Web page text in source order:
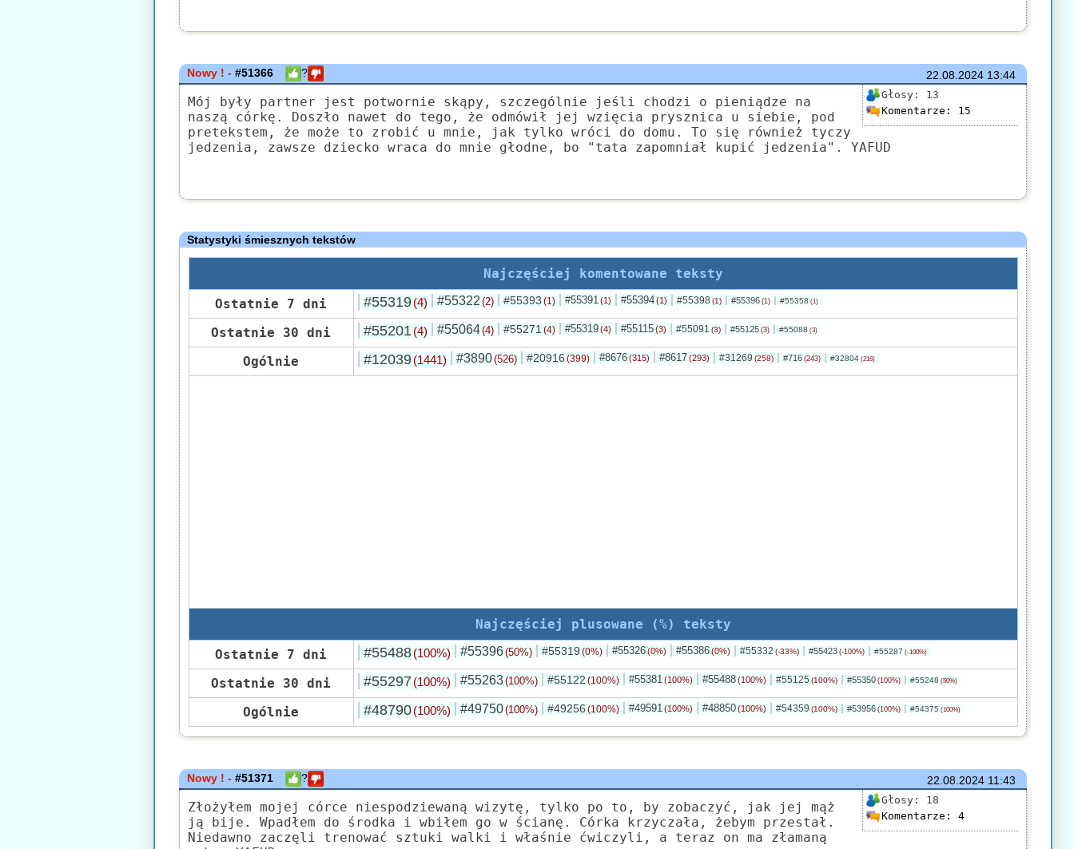
22.08.202413:44
Nowy ! -#51366 ?
Głosy: 13
Komentarze: 15
Mój były partner jest potwornie skąpy, szczególnie jeśli chodzi o pieniądze na
naszą córkę. Doszło nawet do tego, że odmówił jej wzięcia prysznica u siebie, pod
pretekstem, że może to zrobić u mnie, jak tylko wróci do domu. To się również tyczy
jedzenia, zawsze dziecko wraca do mnie głodne, bo "tata zapomniał kupić jedzenia". YAFUD
Statystyki śmiesznych tekstów
Najczęściej komentowane teksty
Ostatnie 7 dni
#55319 (4) #55322 (2) #55393 (1) #55391 (1) #55394 (1) #55398 (1) #55396 (1) #55358 (1)
Ostatnie 30 dni #55201 (4) #55064(4) #55271 (4) #55319 (4) #55115 (3) #55091 (3) #55125 (3) #55088 (3)
Ogólnie #12039 (1441) #3890(526) #20916 (399) #8676 (315) #8617 (293) #31269 (258) #716 (243) #32804 (216)
Najczęściej plusowane (%) teksty
Ostatnie 7 dni
#55488 (100%) #55396(50%) #55319 (0%) #55326 (0%) #55386 (0%) #55332 (-33%) #55423 (-100%) #55287 (-100%)
Ostatnie 30 dni #55297 (100%) #55263(100%) #55122 (100%) #55381 (100%) #55488 (100%) #55125 (100%) #55350 (100%) #55248 (50%)
Ogólnie #48790 (100%) #49750(100%) #49256 (100%) #49591 (100%) #48850 (100%) #54359 (100%) #53956 (100%) #54375 (100%)
22.08.202411:43
Nowy ! -#51371 ?
Głosy: 18
Komentarze: 4
Złożyłem mojej córce niespodziewaną wizytę, tylko po to, by zobaczyć, jak jej mąż
ją bije. Wpadłem do środka i wbiłem go w ścianę. Córka krzyczała, żebym przestał.
Niedawno zaczęli trenować sztuki walki i właśnie ćwiczyli, a teraz on ma złamaną